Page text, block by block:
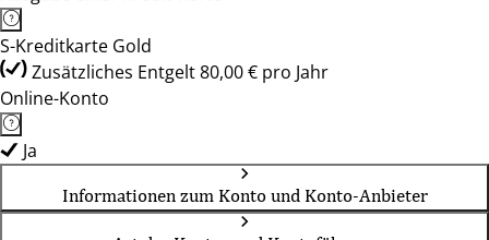
S-Kreditkarte Gold
Zusätzliches Entgelt 80,00 € pro Jahr
Online-Konto
Ja
Informationen zum Konto und Konto-Anbieter